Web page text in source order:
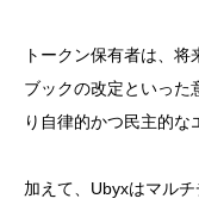
トークン保有者は、
ブックの改定といった
り自律的かつ民主的な
加えて、Ubyxはマル